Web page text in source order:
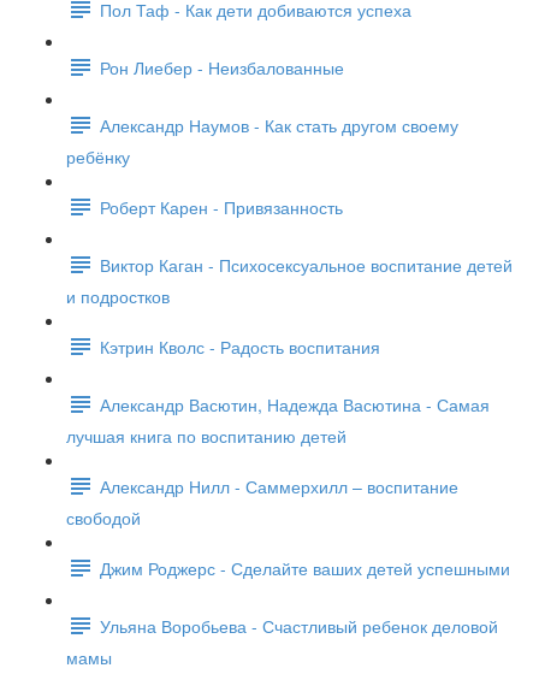
Пол Таф - Как дети добиваются успеха
Рон Лиебер - Неизбалованные
Александр Наумов - Как стать другом своему
ребёнку
Роберт Карен - Привязанность
Виктор Каган - Психосексуальное воспитание детей
и подростков
Кэтрин Кволс - Радость воспитания
Александр Васютин, Надежда Васютина - Самая
лучшая книга по воспитанию детей
Александр Нилл - Саммерхилл – воспитание
свободой
Джим Роджерс - Сделайте ваших детей успешными
Ульяна Воробьева - Счастливый ребенок деловой
мамы